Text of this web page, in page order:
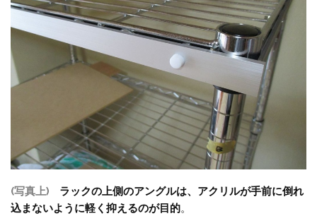
(写真上)
ラックの上側のアングルは、アクリルが手前に倒れ
込まないように軽く抑えるのが目的。